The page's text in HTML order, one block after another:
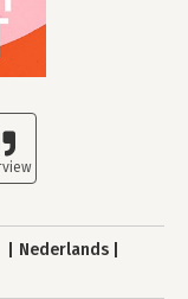
Nederlands